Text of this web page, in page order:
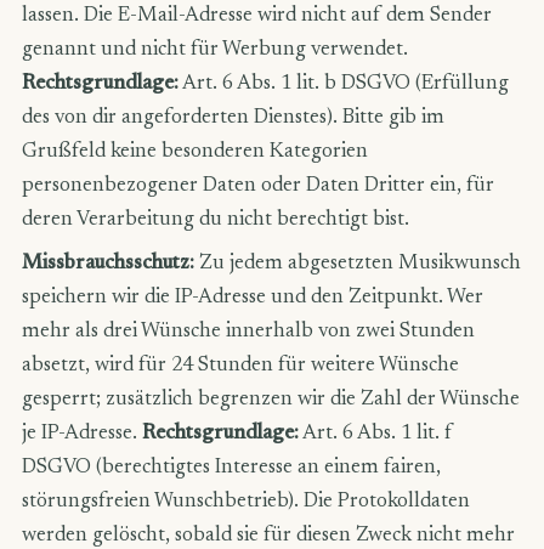
lassen. Die E-Mail-Adresse wird nicht auf dem Sender
genannt und nicht für Werbung verwendet.
Rechtsgrundlage:Art. 6 Abs. 1 lit. b DSGVO (Erfüllung
des von dir angeforderten Dienstes). Bitte gib im
Grußfeld keine besonderen Kategorien
personenbezogener Daten oder Daten Dritter ein, für
deren Verarbeitung du nicht berechtigt bist.
Missbrauchsschutz: Zu jedem abgesetzten Musikwunsch
speichern wir die IP-Adresse und den Zeitpunkt. Wer
mehr als drei Wünsche innerhalb von zwei Stunden
absetzt, wird für 24 Stunden für weitere Wünsche
gesperrt; zusätzlich begrenzen wir die Zahl der Wünsche
je IP-Adresse. Rechtsgrundlage:Art. 6 Abs. 1 lit. f
DSGVO (berechtigtes Interesse an einem fairen,
störungsfreien Wunschbetrieb). Die Protokolldaten
werden gelöscht, sobald sie für diesen Zweck nicht mehr